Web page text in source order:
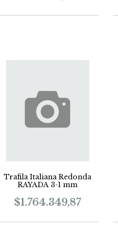
Trafila Italiana Redonda
RAYADA 3-1 mm
$1.764.349,87